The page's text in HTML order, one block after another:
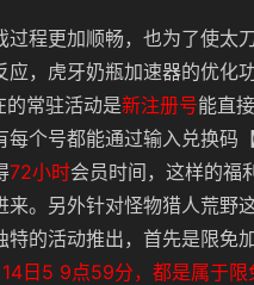
过程更加顺畅，也为了使太
应，虎牙奶瓶加速器的优化
的常驻活动是新注册号能直
每个号都能通过输入兑换码
72小时会员时间，这样的福
来。另外针对怪物猎人荒野这
的活动推出，首先是限免加
日5 9点59分，都是属于限